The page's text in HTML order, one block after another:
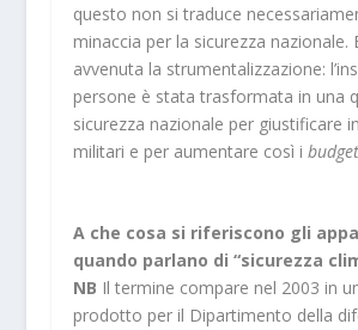
questo non si traduce
minaccia per la sicurezza nazionale.
avvenuta la strumentalizzazione:
persone è stata trasformata in una
sicurezza nazionale per giustificare
militari e per aumentare così i budget
A che cosa si riferiscono gli
quando parlano di “sicurezza
NB Il termine compare nel 2003 in
prodotto per il Dipartimento della